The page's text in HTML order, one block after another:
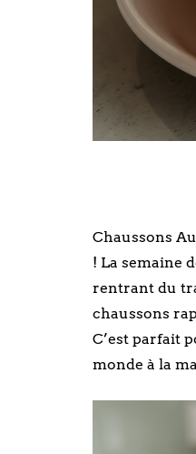
Chaussons
! La semaine
rentrant du
chaussons
C’est parfait
monde à la